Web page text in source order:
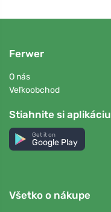
Ferwer
O nás
Veľkoobchod
Stiahnite si aplikáciu
Get it on
Google Play
Všetko o nákupe